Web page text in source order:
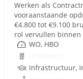
Werken als
vooraanstaande
€4.800 tot €9.100
rol vervullen
WO, HBO
Infrastructuur,